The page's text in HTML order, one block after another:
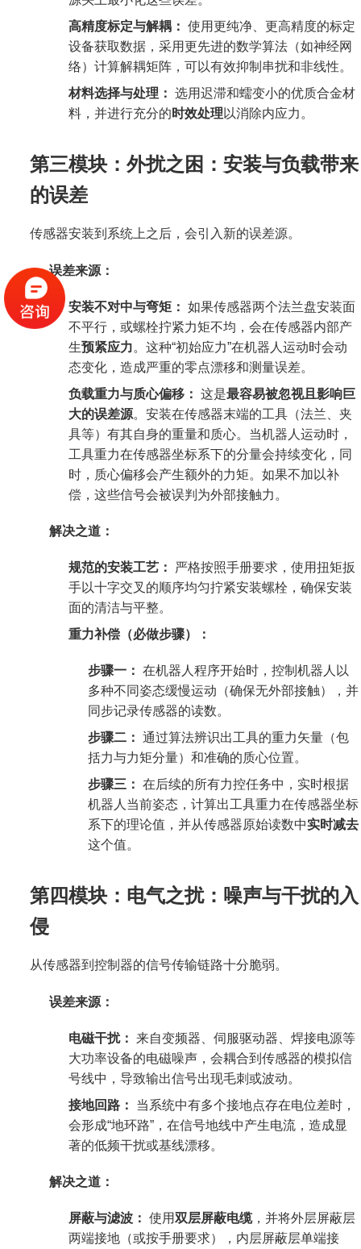
高精度标定与解耦： 使用更纯净、更高精度的标定
设备获取数据，采用更先进的数学算法（如神经网
络）计算解耦矩阵，可以有效抑制串扰和非线性。
材料选择与处理： 选用迟滞和蠕变小的优质合金材
料，并进行充分的 时效处理 以消除内应力。
第三模块：外扰之困：安装与负载带来
的误差
传感器安装到系统上之后，会引入新的误差源。
误差来源：
安装不对中与弯矩： 如果传感器两个法兰盘安装面
不平行，或螺栓拧紧力矩不均，会在传感器内部产
生预紧应力。这种“初始应力”在机器人运动时会动
态变化，造成严重的零点漂移和测量误差。
负载重力与质心偏移： 这是最容易被忽视且影响巨
大的误差源。安装在传感器末端的工具（法兰、夹
具等）有其自身的重量和质心。当机器人运动时，
工具重力在传感器坐标系下的分量会持续变化，同
时，质心偏移会产生额外的力矩。如果不加以补
偿，这些信号会被误判为外部接触力。
解决之道：
规范的安装工艺：
严格按照手册要求，使用扭矩扳
手以十字交叉的顺序均匀拧紧安装螺栓，确保安装
面的清洁与平整。
重力补偿（必做步骤）：
步骤一： 在机器人程序开始时，控制机器人以
多种不同姿态缓慢运动（确保无外部接触），并
同步记录传感器的读数。
步骤二： 通过算法辨识出工具的重力矢量（包
括力与力矩分量）和准确的质心位置。
步骤三： 在后续的所有力控任务中，实时根据
机器人当前姿态，计算出工具重力在传感器坐标
系下的理论值，并从传感器原始读数中实时减去
这个值。
第四模块：电气之扰：噪声与干扰的入
侵
从传感器到控制器的信号传输链路十分脆弱。
误差来源：
电磁干扰： 来自变频器、伺服驱动器、焊接电源等
大功率设备的电磁噪声，会耦合到传感器的模拟信
号线中，导致输出信号出现毛刺或波动。
接地回路：
当系统中有多个接地点存在电位差时，
会形成“地环路”，在信号地线中产生电流，造成显
著的低频干扰或基线漂移。
解决之道：
屏蔽与滤波： 使用双层屏蔽电缆，并将外层屏蔽层
两端接地（或按手册要求），内层屏蔽层单端接